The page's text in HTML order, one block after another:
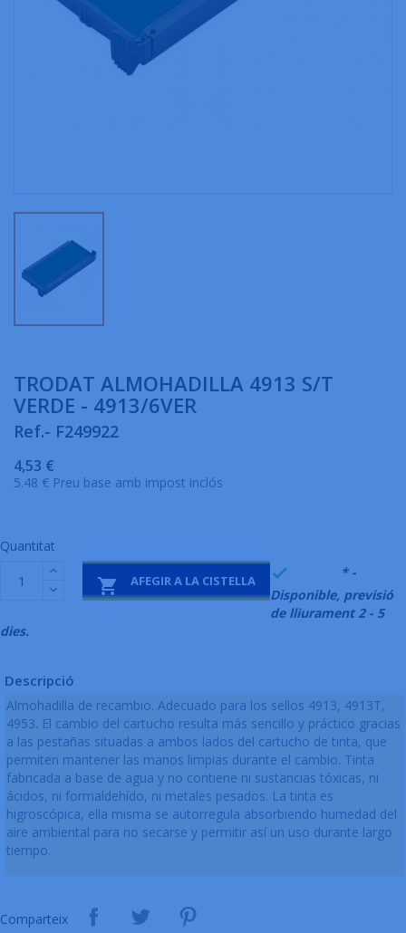
TRODAT ALMOHADILLA 4913 S/T
VERDE - 4913/6VER
Ref.- F249922
4,53 €
5.48 € Preu base amb impost inclós
Quantitat
 AFEGIR A LA CISTELLA 
* -
Disponible, previsió
de lliurament 2 - 5
dies.
Descripció
Almohadilla de recambio. Adecuado para los sellos 4913, 4913T,
4953. El cambio del cartucho resulta más sencillo y práctico gracias
a las pestañas situadas a ambos lados del cartucho de tinta, que
permiten mantener las manos limpias durante el cambio. Tinta
fabricada a base de agua y no contiene ni sustancias tóxicas, ni
ácidos, ni formaldehído, ni metales pesados. La tinta es
higroscópica, ella misma se autorregula absorbiendo humedad del
aire ambiental para no secarse y permitir así un uso durante largo
tiempo.
Comparteix